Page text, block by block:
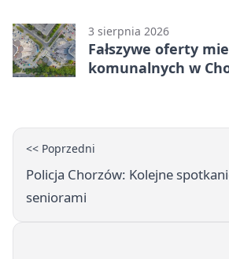
3 sierpnia 2026
Fałszywe oferty
komunalnych w
<< Poprzedni
Policja Chorzów: Kolejne
seniorami